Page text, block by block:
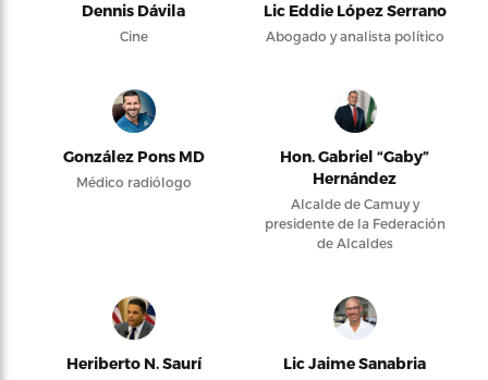
Dennis Dávila
Cine
Lic Eddie López Serrano
Abogado y analista político
González Pons MD
Médico radiólogo
Hon. Gabriel “Gaby”
Hernández
Alcalde de Camuy y
presidente de la Federación
de Alcaldes
Heriberto N. Saurí Lic Jaime Sanabria